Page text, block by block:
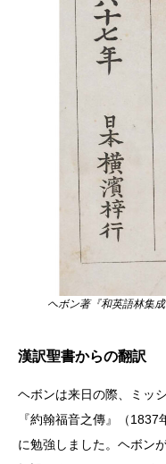
ヘボン著『和英語林集
漢訳聖書からの翻訳
ヘボンは来日の際、ミッ
『約翰福音之傳』（
に勉強しました。ヘボン